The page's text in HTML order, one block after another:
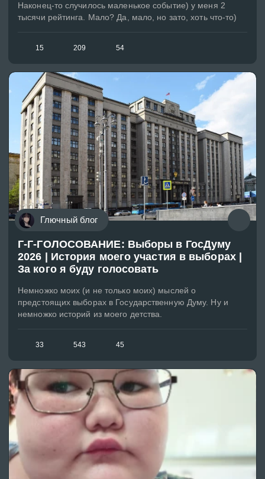
Наконец-то случилось маленькое событие) у меня 2
тысячи рейтинга. Мало? Да, мало, но зато, хоть что-то)
15 209 54
Глючный блог
Г-Г-ГОЛОСОВАНИЕ: Выборы в ГосДуму
2026 | История моего участия в выборах |
За кого я буду голосовать
Немножко моих (и не только моих) мыслей о
предстоящих выборах в Государственную Думу. Ну и
немножко историй из моего детства.
33 543 45